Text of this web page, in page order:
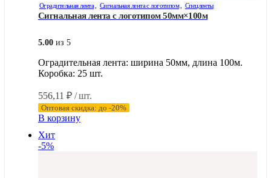
Оградительная лента, Сигнальная лента с логотипом, Спецленты
Сигнальная лента с логотипом 50мм×100м
5.00 из 5
Оградительная лента: ширина 50мм, длина 100м.
Коробка: 25 шт.
556,11 ₽ / шт.
Оптовая скидка: до -20%
В корзину
Хит
-5%